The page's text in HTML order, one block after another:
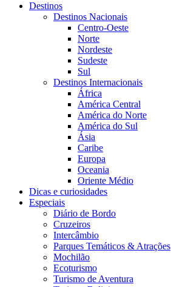
Destinos
Destinos Nacionais
Centro-Oeste
Norte
Nordeste
Sudeste
Sul
Destinos Internacionais
África
América Central
América do Norte
América do Sul
Ásia
Caribe
Europa
Oceania
Oriente Médio
Dicas e curiosidades
Especiais
Diário de Bordo
Cruzeiros
Intercâmbio
Parques Temáticos & Atrações
Mochilão
Ecoturismo
Turismo de Aventura